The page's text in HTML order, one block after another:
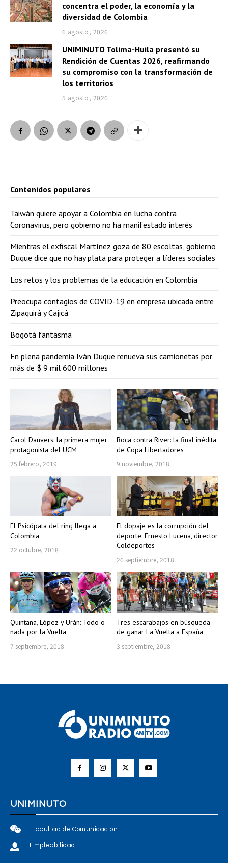
i
concentra el poder, la economía y la
diversidad de Colombia
6 agosto, 2026
UNIMINUTO Tolima-Huila presentó su
Rendición de Cuentas 2026, reafirmando
su compromiso con la transformación de
los territorios
5 agosto, 2026
Carol Danvers: la primera mujer
protagonista del UCM
25 febrero, 2019
Boca contra River: la final inédita
de Copa Libertadores
9 noviembre, 2018
El Psicópata del ring llega a
Colombia
22 octubre, 2018
El dopaje es la corrupción del
deporte: Ernesto Lucena, director
Coldeportes
26 septiembre, 2018
Quintana, López y Urán: Todo o
nada por la Vuelta
7 septiembre, 2018
Tres escarabajos en búsqueda
de ganar La Vuelta a España
3 septiembre, 2018
Contenidos populares
Taiwán quiere apoyar a Colombia en lucha contra
Coronavirus, pero gobierno no ha manifestado interés
Mientras el exfiscal Martínez goza de 80 escoltas, gobierno
Duque dice que no hay plata para proteger a líderes sociales
Los retos y los problemas de la educación en Colombia
Preocupa contagios de COVID-19 en empresa ubicada entre
Zipaquirá y Cajicá
Bogotá fantasma
En plena pandemia Iván Duque renueva sus camionetas por
más de $ 9 mil 600 millones
UNIMINUTO
Facultad de Comunicación
Empleabilidad